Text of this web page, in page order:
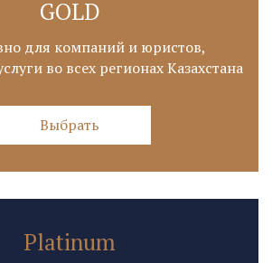
GOLD
для компаний и юристов,
во всех регионах Казахстана
Выбрать
Platinum